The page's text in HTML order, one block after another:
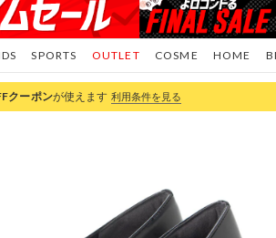
SPORTS COSME HOME
OUTLET
クーポンが使えます 利用条件を見る